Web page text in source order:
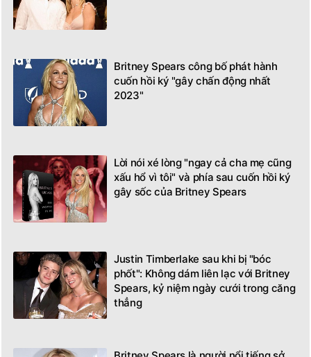
Britney Spears công bố phát hành
cuốn hồi ký "gây chấn động nhất
2023"
Lời nói xé lòng "ngay cả cha mẹ cũng
xấu hổ vì tôi" và phía sau cuốn hồi ký
gây sốc của Britney Spears
Justin Timberlake sau khi bị "bóc
phốt": Không dám liên lạc với Britney
Spears, kỷ niệm ngày cưới trong căng
thẳng